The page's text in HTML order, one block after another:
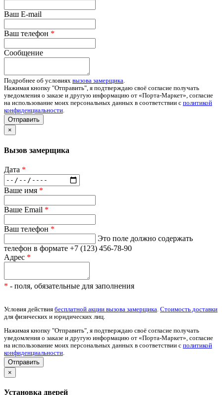
Ваш E-mail
Ваш телефон *
Сообщение
Подробнее об условиях вызова замерщика.
Нажимая кнопку "Отправить", я подтверждаю своё согласие получать
уведомления о заказе и другую информацию от «Порта-Маркет», согласие
на использование моих персональных данных в соответствии с политикой
конфиденциальности.
Отправить
×
Вызов замерщика
Дата *
Ваше имя *
Ваше Email *
Ваш телефон *
Это поле должно содержать
телефон в формате +7 (123) 456-78-90
Адрес *
* - поля, обязательные для заполнения
Условия действия бесплатной акции вызова замерщика Стоимость доставки
для физических и юридических лиц.
Нажимая кнопку "Отправить", я подтверждаю своё согласие получать
уведомления о заказе и другую информацию от «Порта-Маркет», согласие
на использование моих персональных данных в соответствии с политикой
конфиденциальности
×
Установка дверей